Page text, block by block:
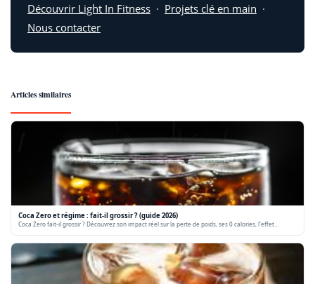
Découvrir Light In Fitness · Projets clé en main ·
Nous contacter
Articles similaires
Coca Zero et régime : fait-il grossir ? (guide 2026)
Coca Zero fait-il grossir ? Découvrez son impact réel sur la perte de poids, ses 0 calories, l'effet…